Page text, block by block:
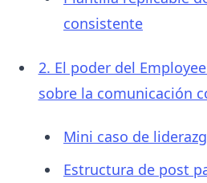
consistente
2. El poder del
sobre la comunicación
Mini caso de
Estructura de post